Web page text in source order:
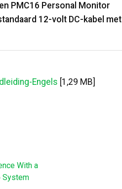
PMC16 Personal Monitor
12-volt DC-kabel met
Engels [1,29 MB]
With a
System